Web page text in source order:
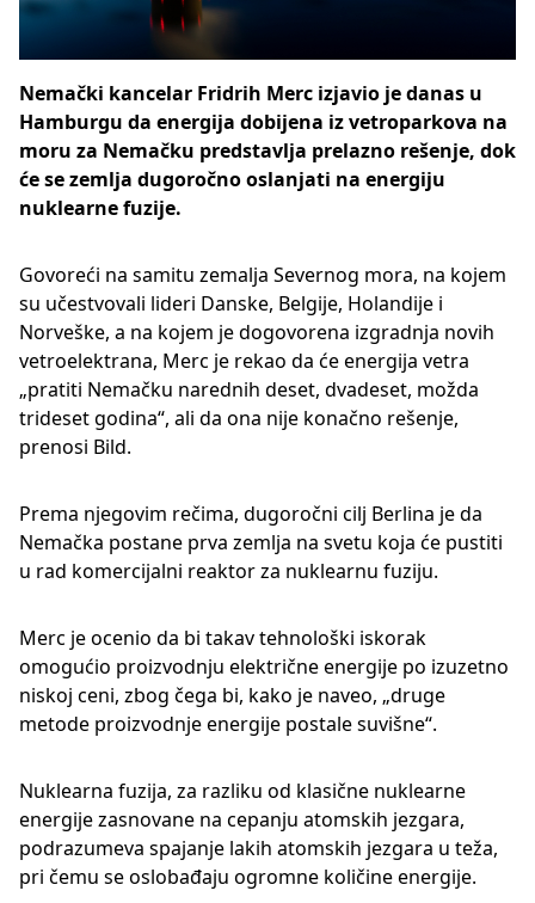
Nemački kancelar Fridrih Merc izjavio je danas u
Hamburgu da energija dobijena iz vetroparkova na
moru za Nemačku predstavlja prelazno rešenje, dok
će se zemlja dugoročno oslanjati na energiju
nuklearne fuzije.
Govoreći na samitu zemalja Severnog mora, na kojem
su učestvovali lideri Danske, Belgije, Holandije i
Norveške, a na kojem je dogovorena izgradnja novih
vetroelektrana, Merc je rekao da će energija vetra
„pratiti Nemačku narednih deset, dvadeset, možda
trideset godina“, ali da ona nije konačno rešenje,
prenosi Bild.
Prema njegovim rečima, dugoročni cilj Berlina je da
Nemačka postane prva zemlja na svetu koja će pustiti
u rad komercijalni reaktor za nuklearnu fuziju.
Merc je ocenio da bi takav tehnološki iskorak
omogućio proizvodnju električne energije po izuzetno
niskoj ceni, zbog čega bi, kako je naveo, „druge
metode proizvodnje energije postale suvišne“.
Nuklearna fuzija, za razliku od klasične nuklearne
energije zasnovane na cepanju atomskih jezgara,
podrazumeva spajanje lakih atomskih jezgara u teža,
pri čemu se oslobađaju ogromne količine energije.